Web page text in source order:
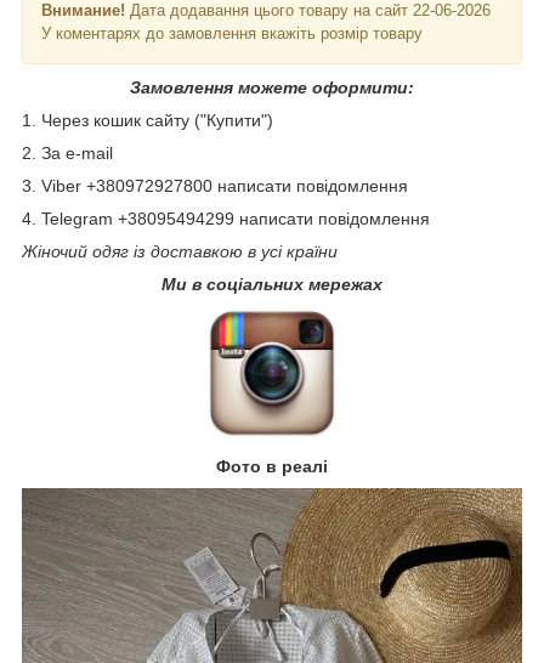
Внимание! Дата додавання цього товару на сайт 22-06-2026
У коментарях до замовлення вкажіть розмір товару
Замовлення можете оформити:
1. Через кошик сайту ("Купити")
2. За e-mail
3. Viber +380972927800 написати повідомлення
4. Telegram +38095494299 написати повідомлення
Жіночий одяг із доставкою в усі країни
Ми в соціальних мережах
Фото в реалі